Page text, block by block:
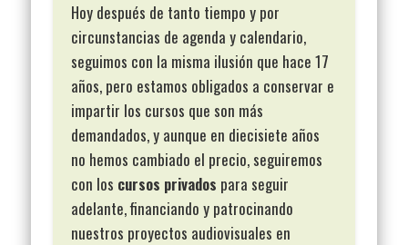
Hoy después de tanto tiempo y por
circunstancias de agenda y calendario,
seguimos con la misma ilusión que hace 17
años, pero estamos obligados a conservar e
impartir los cursos que son más
demandados, y aunque en diecisiete años
no hemos cambiado el precio, seguiremos
con los cursos privados para seguir
adelante, financiando y patrocinando
nuestros proyectos audiovisuales en